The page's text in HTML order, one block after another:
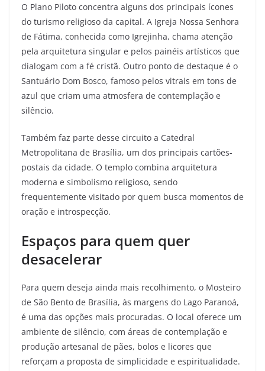
O Plano Piloto concentra alguns dos principais ícones
do turismo religioso da capital. A Igreja Nossa Senhora
de Fátima, conhecida como Igrejinha, chama atenção
pela arquitetura singular e pelos painéis artísticos que
dialogam com a fé cristã. Outro ponto de destaque é o
Santuário Dom Bosco, famoso pelos vitrais em tons de
azul que criam uma atmosfera de contemplação e
silêncio.
Também faz parte desse circuito a Catedral
Metropolitana de Brasília, um dos principais cartões-
postais da cidade. O templo combina arquitetura
moderna e simbolismo religioso, sendo
frequentemente visitado por quem busca momentos de
oração e introspecção.
Espaços para quem quer
desacelerar
Para quem deseja ainda mais recolhimento, o Mosteiro
de São Bento de Brasília, às margens do Lago Paranoá,
é uma das opções mais procuradas. O local oferece um
ambiente de silêncio, com áreas de contemplação e
produção artesanal de pães, bolos e licores que
reforçam a proposta de simplicidade e espiritualidade.